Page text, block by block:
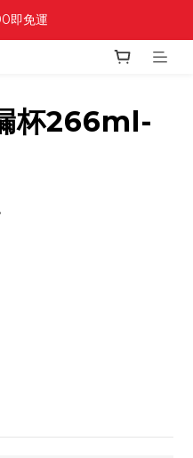
即免運
杯266ml-